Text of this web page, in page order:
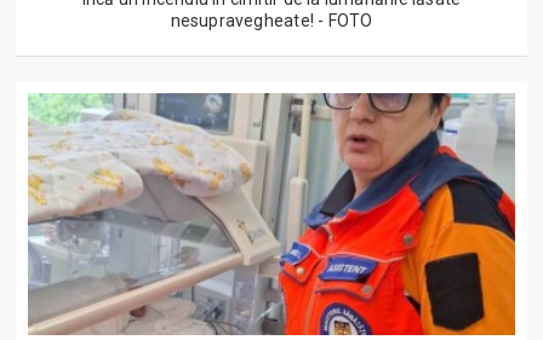
nesupravegheate! - FOTO